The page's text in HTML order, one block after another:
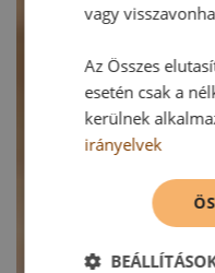
vagy
Az Összes
esetén csak a
kerülnek
irányelvek